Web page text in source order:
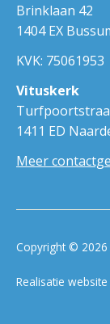
Brinklaan 42
1404 EX
KVK: 75061953
Vituskerk
1411 ED
Meer
Copyright ©
Realisatie